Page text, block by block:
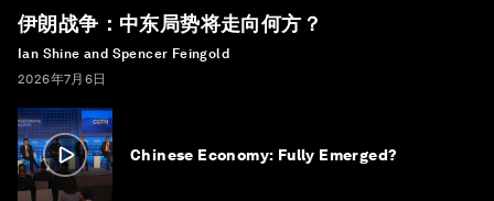
伊朗战争：中东局势将走向何方？
Ian Shine and Spencer Feingold
2026年7月6日
Chinese Economy: Fully Emerged?